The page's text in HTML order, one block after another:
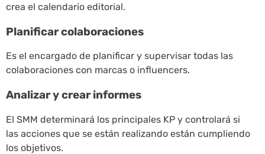
crea el calendario editorial.
Planificar colaboraciones
Es el encargado de planificar y supervisar todas las
colaboraciones con marcas o influencers.
Analizar y crear informes
El SMM determinará los principales KP y controlará si
las acciones que se están realizando están cumpliendo
los objetivos.